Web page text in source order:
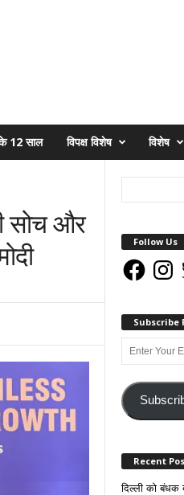
के 12 साल विपक्ष विशेष विशेष
सोच और
Follow Us
Facebook
Subscribe
Enter
Your
Address
Recent
दिल्ली को बंधक